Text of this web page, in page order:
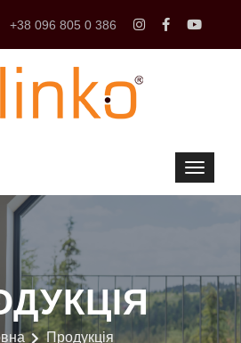
+38 096 805 0 386
Продукція